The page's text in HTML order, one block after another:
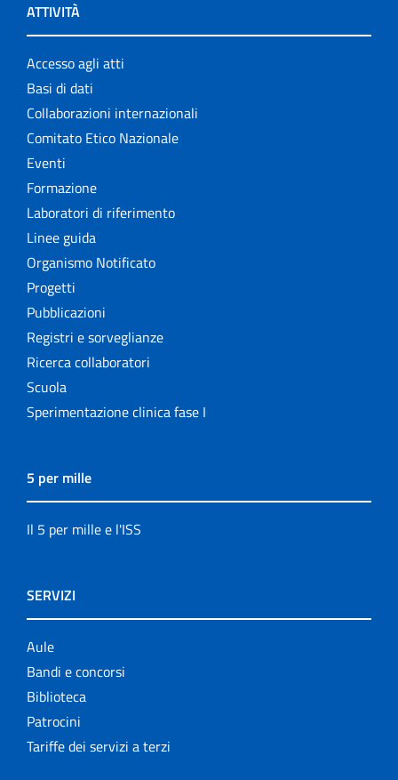
ATTIVITÀ
Accesso agli atti
Basi di dati
Collaborazioni internazionali
Comitato Etico Nazionale
Eventi
Formazione
Laboratori di riferimento
Linee guida
Organismo Notificato
Progetti
Pubblicazioni
Registri e sorveglianze
Ricerca collaboratori
Scuola
Sperimentazione clinica fase I
5 per mille
Il 5 per mille e l'ISS
SERVIZI
Aule
Bandi e concorsi
Biblioteca
Patrocini
Tariffe dei servizi a terzi